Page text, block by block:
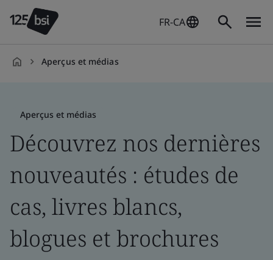
FR-CA
Aperçus et médias
Aperçus et médias
Découvrez nos dernières
nouveautés : études de
cas, livres blancs,
blogues et brochures